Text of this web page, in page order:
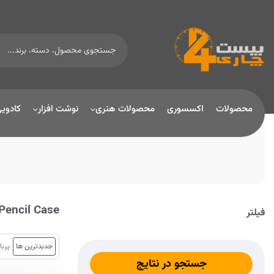
محصولات اکسسوری محصولات هنری نوشت افزار
فیلتر
جستجو در نتایج
Case
جدیدترین ها